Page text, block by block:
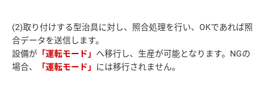
(2)取り付けする型治具に対し、照合処理を行い、OKであれば照
合データを送信します。
設備が 「運転モード」 へ移行し、生産が可能となります。NGの
場合、
「運転モード」